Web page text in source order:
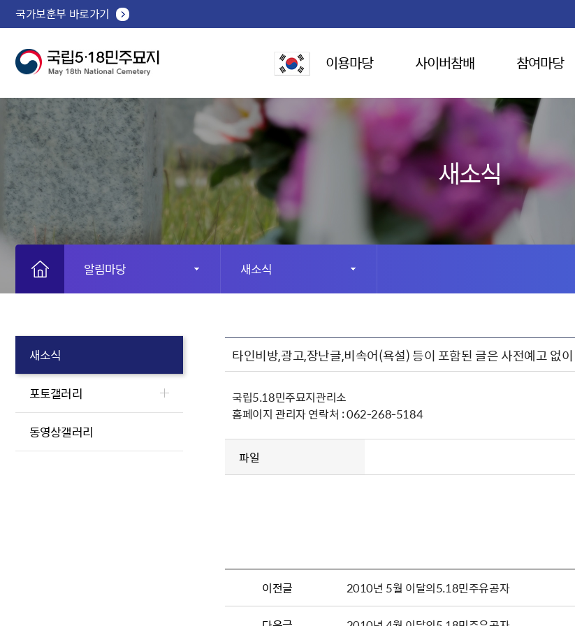
국가보훈부 바로가기
이용마당 사이버참배 참여마당
새소식
알림마당 새소식
새소식
포토갤러리
동영상갤러리
타인비방,광고,장난글,비속어(욕설) 등이 포함된 글은 사전예고 없
국립5.18민주묘지관리소
홈페이지 관리자 연락처 : 062-268-5184
파일
이전글 2010년 5월 이달의5.18민주유공자